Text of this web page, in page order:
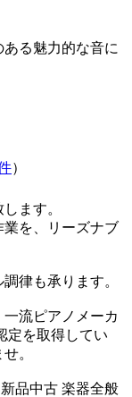
る魅力的な音に
）
ます。
業を、リーズナブ
律も承ります。
流ピアノメーカ
定を取得してい
。
品中古 楽器全般